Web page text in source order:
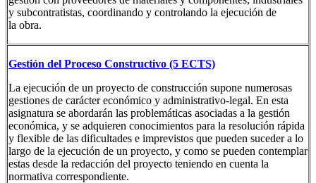
y subcontratistas, coordinando y controlando la ejecución de
la obra.
Gestión del Proceso Constructivo (5 ECTS)
La ejecución de un proyecto de construcción supone numerosas
gestiones de carácter económico y administrativo-legal. En esta
asignatura se abordarán las problemáticas asociadas a la gestión
económica, y se adquieren conocimientos para la resolución rápida
y flexible de las dificultades e imprevistos que pueden suceder a lo
largo de la ejecución de un proyecto, y como se pueden contemplar
estas desde la redacción del proyecto teniendo en cuenta la
normativa correspondiente.